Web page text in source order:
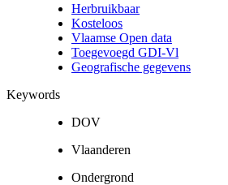
Herbruikbaar
Kosteloos
Vlaamse Open data
Toegevoegd GDI-Vl
Geografische gegevens
Keywords
DOV
Vlaanderen
Ondergrond